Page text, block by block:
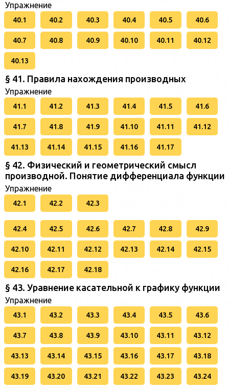
Упражнение
40.1 40.2 40.3 40.4 40.5 40.6
40.7 40.8 40.9 40.10 40.11 40.12
40.13
§ 41. Правила нахождения производных
Упражнение
41.1 41.2 41.3 41.4 41.5 41.6
41.7 41.8 41.9 41.10 41.11 41.12
41.13 41.14 41.15 41.16 41.17
§ 42. Физический и геометрический смысл
производной. Понятие дифференциала функции
Упражнение
42.1 42.2 42.3
42.4 42.5 42.6 42.7 42.8 42.9
42.10 42.11 42.12 42.13 42.14 42.15
42.16 42.17 42.18
§ 43. Уравнение касательной к графику функции
Упражнение
43.1 43.2 43.3 43.4 43.5 43.6
43.7 43.8 43.9 43.10 43.11 43.12
43.13 43.14 43.15 43.16 43.17 43.18
43.19 43.20 43.21 43.22 43.23 43.24